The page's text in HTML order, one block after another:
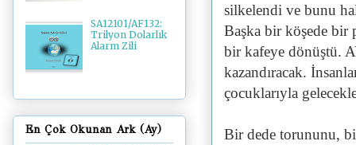
silkelendi ve bunu
Başka bir köşede bir
bir kafeye dönüştü.
kazandıracak.
çocuklarıyla
Bir dede torununu,
SA12101/AF132:
Trilyon Dolarlık
Alarm Zili
En Çok Okunan Ark (Ay)